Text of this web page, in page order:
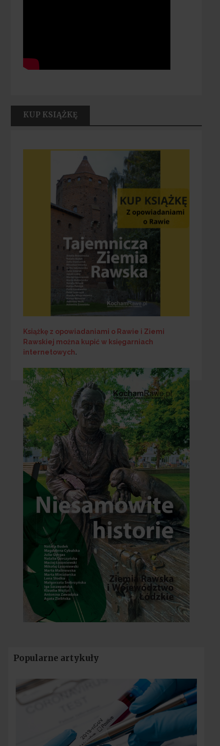
KUP KSIĄŻKĘ
Książkę z opowiadaniami o Rawie i Ziemi
Rawskiej można kupić w księgarniach
internetowych.
Popularne artykuły